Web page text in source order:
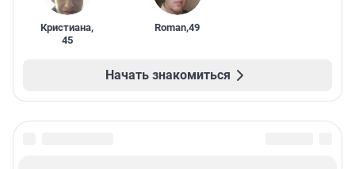
Кристиана,
45
Roman,49
Начать знакомиться